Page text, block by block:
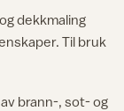
dekkmaling
Til bruk
brann-, sot- og